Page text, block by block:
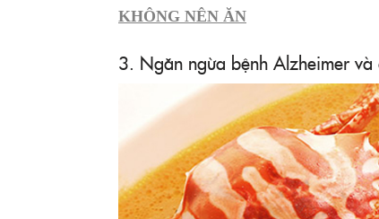
KHÔNG NÊN ĂN
3. Ngăn ngừa bệnh Alzheimer và